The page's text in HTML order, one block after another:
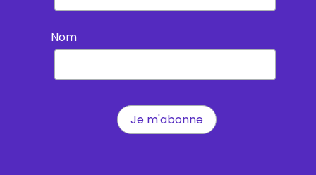
Nom